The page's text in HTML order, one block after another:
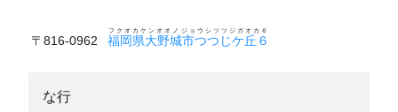
〒816-0962 福岡県大野城市つつじケ丘６
フクオカケンオオノジョウシツツジガオカ６
な行